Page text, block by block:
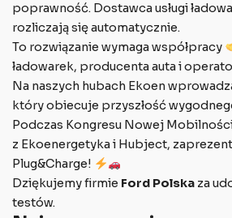
poprawność. Dostawca usługi
rozliczają się automatycznie.
To rozwiązanie wymaga współpracy
ładowarek, producenta auta i
Na naszych hubach Ekoen
który obiecuje przyszłość
Podczas Kongresu Nowej
z Ekoenergetyka i Hubject,
Plug&Charge!
Dziękujemy firmie Ford Polska za
testów.